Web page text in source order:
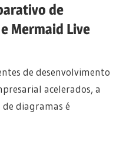
de
Mermaid Live
de desenvolvimento
acelerados, a
diagramas é